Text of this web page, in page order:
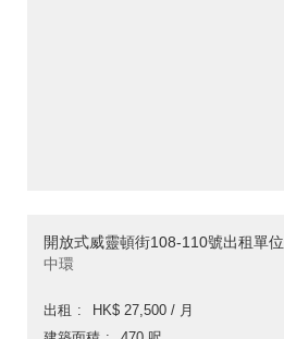
開放式威靈頓街108-110號出租單位
中環
出租
HK$ 27,500 / 月